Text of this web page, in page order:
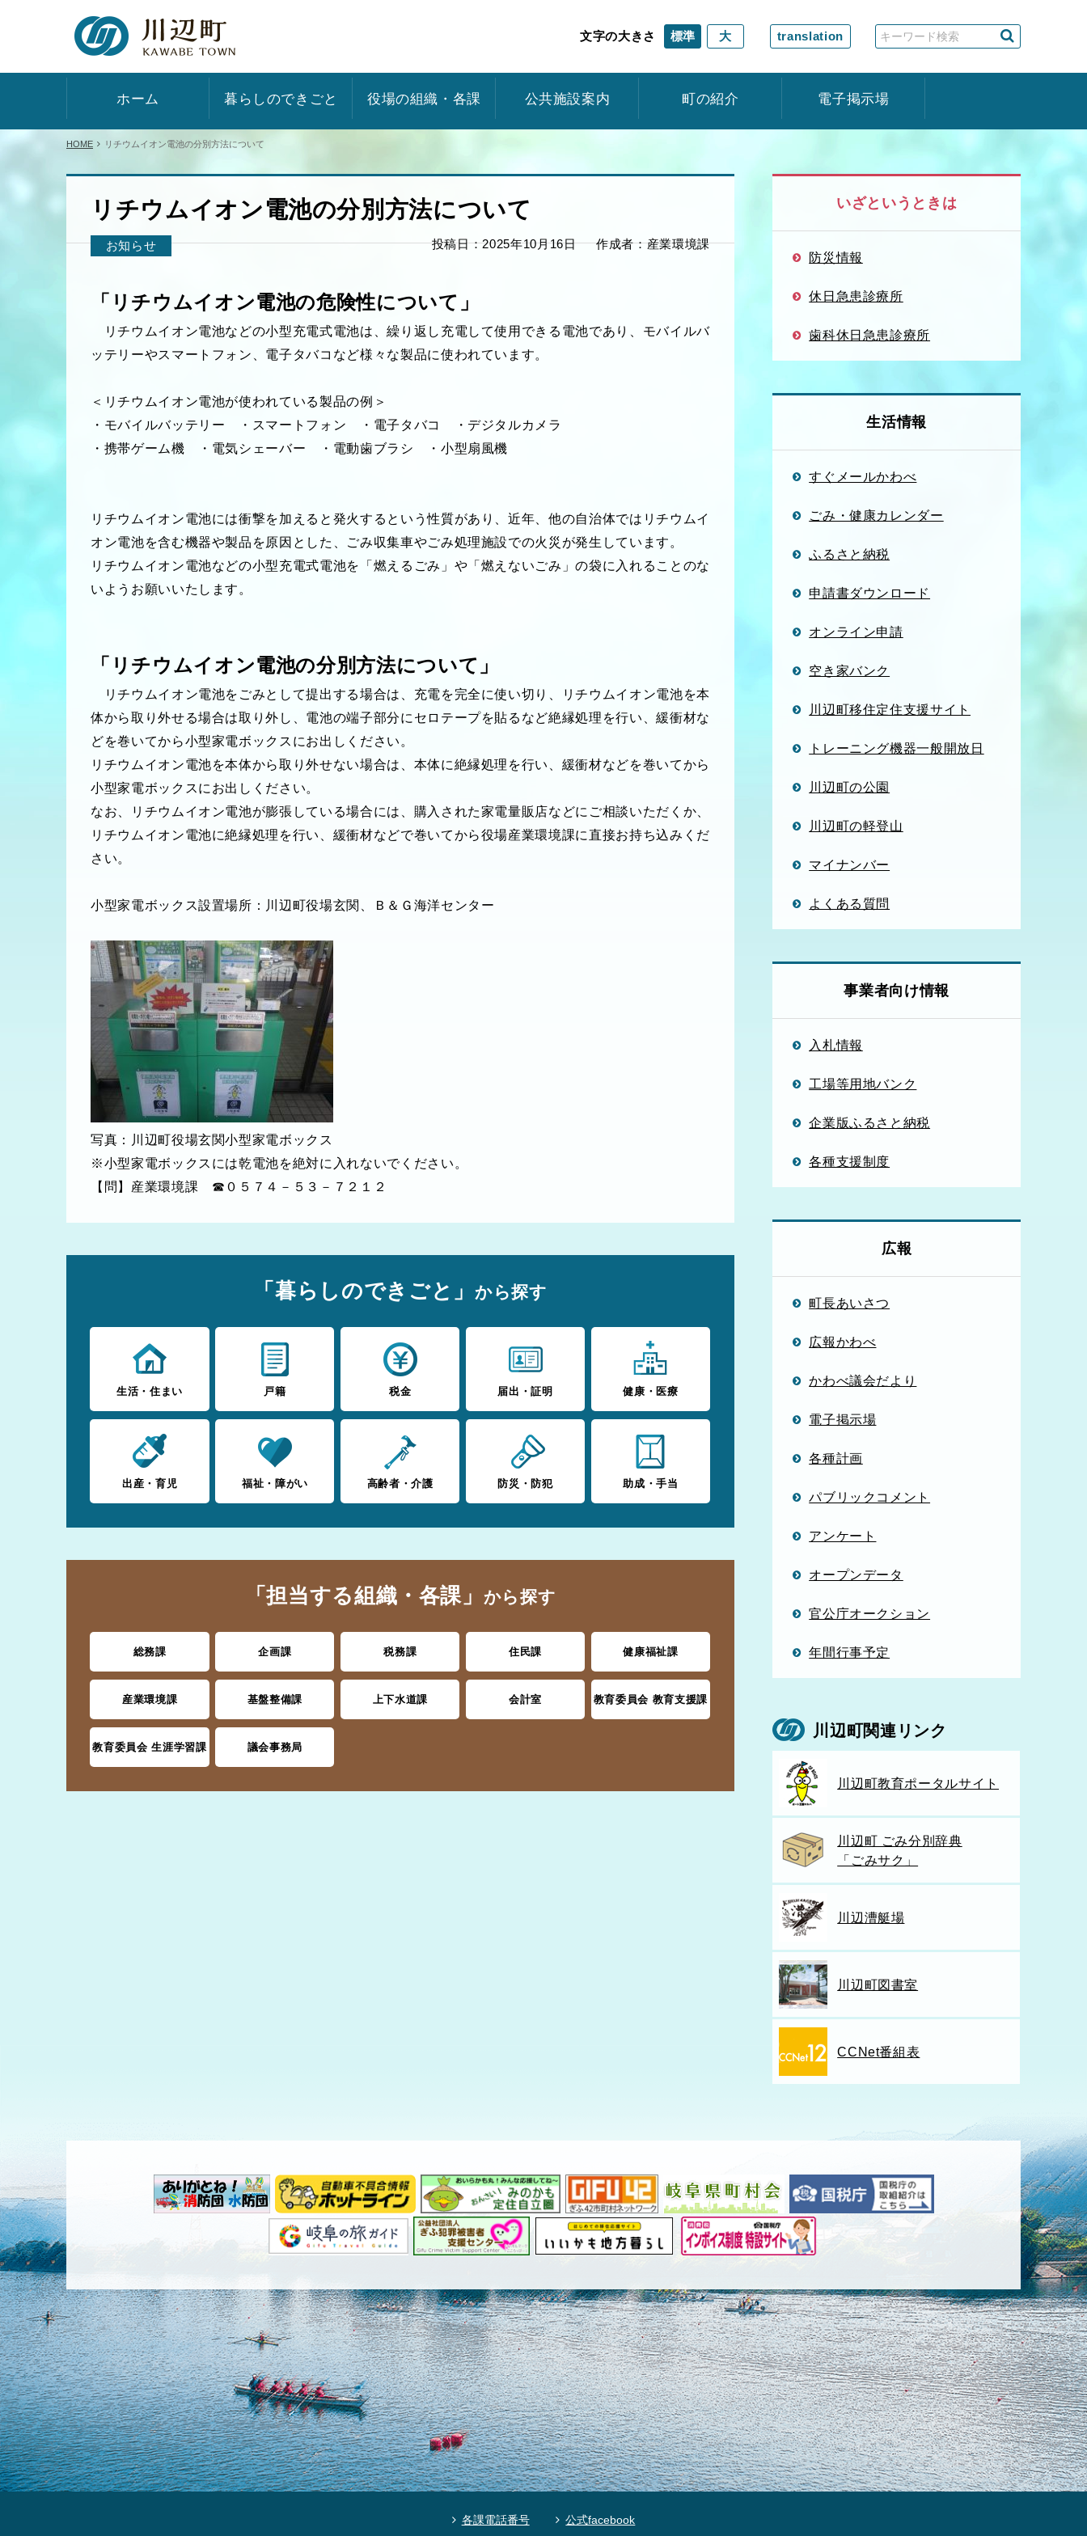
文字の大きさ 標準 大 translation
ホーム 暮らしのできごと 役場の組織・各課 公共施設案内 町の紹介 電子掲示場
HOME リチウムイオン電池の分別方法について
リチウムイオン電池の分別方法について
お知らせ 投稿日：2025年10月16日 作成者：産業環境課
「リチウムイオン電池の危険性について」
リチウムイオン電池などの小型充電式電池は、繰り返し充電して使用できる電池であり、モバイルバ
ッテリーやスマートフォン、電子タバコなど様々な製品に使われています。
＜リチウムイオン電池が使われている製品の例＞
・モバイルバッテリー ・スマートフォン ・電子タバコ ・デジタルカメラ
・携帯ゲーム機 ・電気シェーバー ・電動歯ブラシ ・小型扇風機
リチウムイオン電池には衝撃を加えると発火するという性質があり、近年、他の自治体ではリチウムイ
オン電池を含む機器や製品を原因とした、ごみ収集車やごみ処理施設での火災が発生しています。
リチウムイオン電池などの小型充電式電池を「燃えるごみ」や「燃えないごみ」の袋に入れることのな
いようお願いいたします。
「リチウムイオン電池の分別方法について」
リチウムイオン電池をごみとして提出する場合は、充電を完全に使い切り、リチウムイオン電池を本
体から取り外せる場合は取り外し、電池の端子部分にセロテープを貼るなど絶縁処理を行い、緩衝材な
どを巻いてから小型家電ボックスにお出しください。
リチウムイオン電池を本体から取り外せない場合は、本体に絶縁処理を行い、緩衝材などを巻いてから
小型家電ボックスにお出しください。
なお、リチウムイオン電池が膨張している場合には、購入された家電量販店などにご相談いただくか、
リチウムイオン電池に絶縁処理を行い、緩衝材などで巻いてから役場産業環境課に直接お持ち込みくだ
さい。
小型家電ボックス設置場所：川辺町役場玄関、Ｂ＆Ｇ海洋センター
写真：川辺町役場玄関小型家電ボックス
※小型家電ボックスには乾電池を絶対に入れないでください。
【問】産業環境課 ☎０５７４－５３－７２１２
「暮らしのできごと」 から探す
生活・住まい 戸籍 税金 届出・証明 健康・医療
出産・育児 福祉・障がい 高齢者・介護 防災・防犯 助成・手当
「担当する組織・各課」 から探す
総務課 企画課 税務課 住民課 健康福祉課
産業環境課 基盤整備課 上下水道課 会計室 教育委員会 教育支援課
教育委員会 生涯学習課 議会事務局
いざというときは
防災情報
休日急患診療所
歯科休日急患診療所
生活情報
すぐメールかわべ
ごみ・健康カレンダー
ふるさと納税
申請書ダウンロード
オンライン申請
空き家バンク
川辺町移住定住支援サイト
トレーニング機器一般開放日
川辺町の公園
川辺町の軽登山
マイナンバー
よくある質問
事業者向け情報
入札情報
工場等用地バンク
企業版ふるさと納税
各種支援制度
広報
町長あいさつ
広報かわべ
かわべ議会だより
電子掲示場
各種計画
パブリックコメント
アンケート
オープンデータ
官公庁オークション
年間行事予定
川辺町関連リンク
川辺町教育ポータルサイト
川辺町 ごみ分別辞典
「ごみサク」
川辺漕艇場
川辺町図書室
CCNet番組表
各課電話番号 公式facebook